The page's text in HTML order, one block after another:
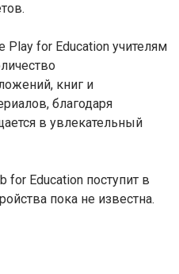
for Education учителям
книг и
благодаря
в увлекательный
for Education поступит в
пока не известна.